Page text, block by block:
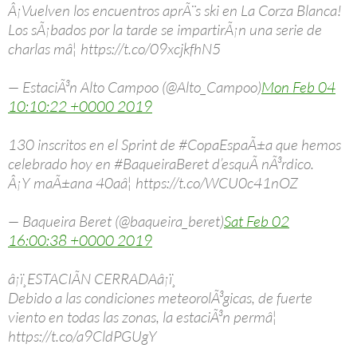
Â¡Vuelven los encuentros aprÃ¨s ski en La Corza Blanca!
Los sÃ¡bados por la tarde se impartirÃ¡n una serie de
charlas mâ¦ https://t.co/09xcjkfhN5
— EstaciÃ³n Alto Campoo (@Alto_Campoo)Mon Feb 04
10:10:22 +0000 2019
130 inscritos en el Sprint de #CopaEspaÃ±a que hemos
celebrado hoy en #BaqueiraBeret d’esquÃ­ nÃ³rdico.
Â¡Y maÃ±ana 40aâ¦ https://t.co/WCU0c41nOZ
— Baqueira Beret (@baqueira_beret)Sat Feb 02
16:00:38 +0000 2019
â¡ï¸ESTACIÃN CERRADAâ¡ï¸
Debido a las condiciones meteorolÃ³gicas, de fuerte
viento en todas las zonas, la estaciÃ³n permâ¦
https://t.co/a9CldPGUgY